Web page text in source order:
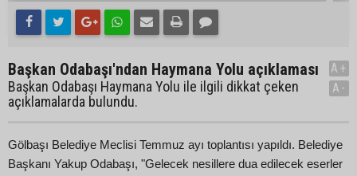
Başkan Odabaşı'ndan Haymana Yolu açıklaması
Başkan Odabaşı Haymana Yolu ile ilgili dikkat çeken
açıklamalarda bulundu.
A+
A-
Gölbaşı Belediye Meclisi Temmuz ayı toplantısı yapıldı. Belediye
Başkanı Yakup Odabaşı, "Gelecek nesillere dua edilecek eserler